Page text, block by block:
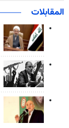
المقابلات